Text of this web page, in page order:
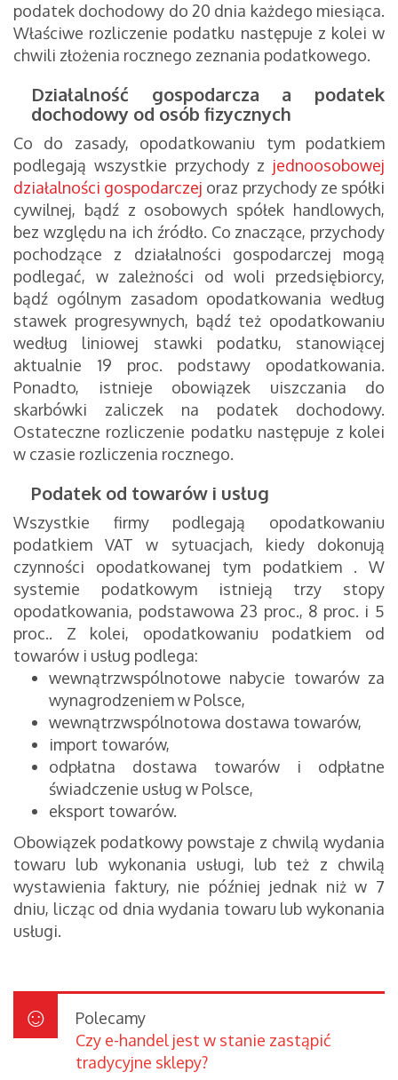
podatek dochodowy do 20 dnia każdego miesiąca.
Właściwe rozliczenie podatku następuje z kolei w
chwili złożenia rocznego zeznania podatkowego.
Działalność gospodarcza a podatek
dochodowy od osób fizycznych
Co do zasady, opodatkowaniu tym podatkiem
podlegają wszystkie przychody z jednoosobowej
działalności gospodarczej oraz przychody ze spółki
cywilnej, bądź z osobowych spółek handlowych,
bez względu na ich źródło. Co znaczące, przychody
pochodzące z działalności gospodarczej mogą
podlegać, w zależności od woli przedsiębiorcy,
bądź ogólnym zasadom opodatkowania według
stawek progresywnych, bądź też opodatkowaniu
według liniowej stawki podatku, stanowiącej
aktualnie 19 proc. podstawy opodatkowania.
Ponadto, istnieje obowiązek uiszczania do
skarbówki zaliczek na podatek dochodowy.
Ostateczne rozliczenie podatku następuje z kolei
w czasie rozliczenia rocznego.
Podatek od towarów i usług
Wszystkie firmy podlegają opodatkowaniu
podatkiem VAT w sytuacjach, kiedy dokonują
czynności opodatkowanej tym podatkiem . W
systemie podatkowym istnieją trzy stopy
opodatkowania, podstawowa 23 proc., 8 proc. i 5
proc.. Z kolei, opodatkowaniu podatkiem od
towarów i usług podlega:
wewnątrzwspólnotowe nabycie towarów za
wynagrodzeniem w Polsce,
wewnątrzwspólnotowa dostawa towarów,
import towarów,
odpłatna dostawa towarów i odpłatne
świadczenie usług w Polsce,
eksport towarów.
Obowiązek podatkowy powstaje z chwilą wydania
towaru lub wykonania usługi, lub też z chwilą
wystawienia faktury, nie później jednak niż w 7
dniu, licząc od dnia wydania towaru lub wykonania
usługi.
Polecamy
Czy e-handel jest w stanie zastąpić
tradycyjne sklepy?